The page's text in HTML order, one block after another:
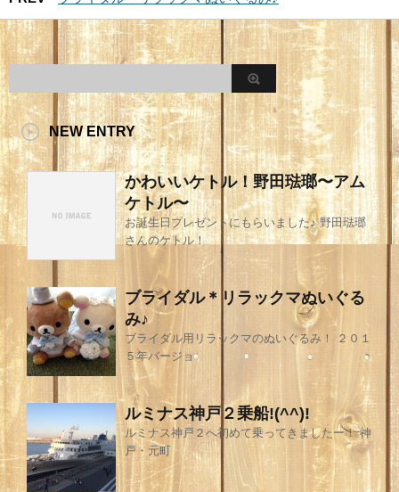
NEW ENTRY
かわいいケトル！野田琺瑯〜アム
ケトル〜
お誕生日プレゼントにもらいました♪ 野田琺瑯
さんのケトル！
ブライダル＊リラックマぬいぐる
み♪
ブライダル用リラックマのぬいぐるみ！ ２０１
５年バージョ
ルミナス神戸２乗船!(^^)!
ルミナス神戸２へ初めて乗ってきましたー！ 神
戸・元町